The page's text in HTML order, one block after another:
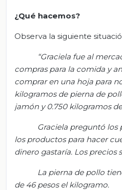
¿Qué hacemos?
Observa la siguiente
“Graciela fue al
compras para la comida y
comprar en una hoja para
kilogramos de pierna de
jamón y 0.750 kilogramos
Graciela preguntó los
los productos para hacer
dinero gastaría. Los precios
La pierna de pollo
de 46 pesos el kilogramo.